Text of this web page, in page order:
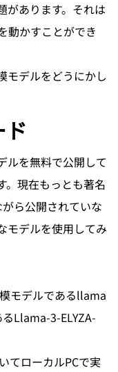
があります。それは
動かすことができ
モデルをどうにかし
ルを無料で公開して
。現在もっとも著名
ら公開されていな
モデルを使用してみ
モデルであるllama
Llama-3-ELYZA-
てローカルPCで実